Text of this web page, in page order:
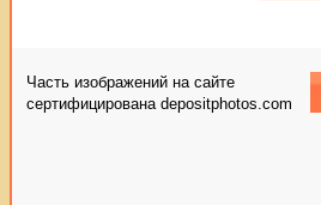
Часть изображений на сайте
сертифицирована depositphotos.com